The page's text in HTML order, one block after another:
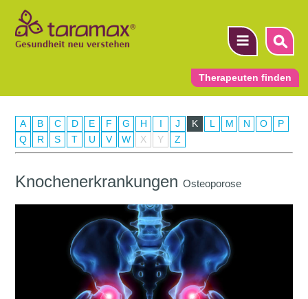
Therapeuten finden
A B C D E F G H I J K L M N O
P
Q
R S T U V W X Y Z
KnochenerkrankungenOsteoporose